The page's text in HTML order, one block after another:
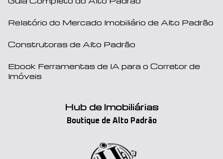
Relatório do Mercado Imobiliário de Alto Padrão
Construtoras de Alto Padrão
Ebook Ferramentas de IA para o Corretor de
Imóveis
Hub de Imobiliárias
Boutique de Alto Padrão